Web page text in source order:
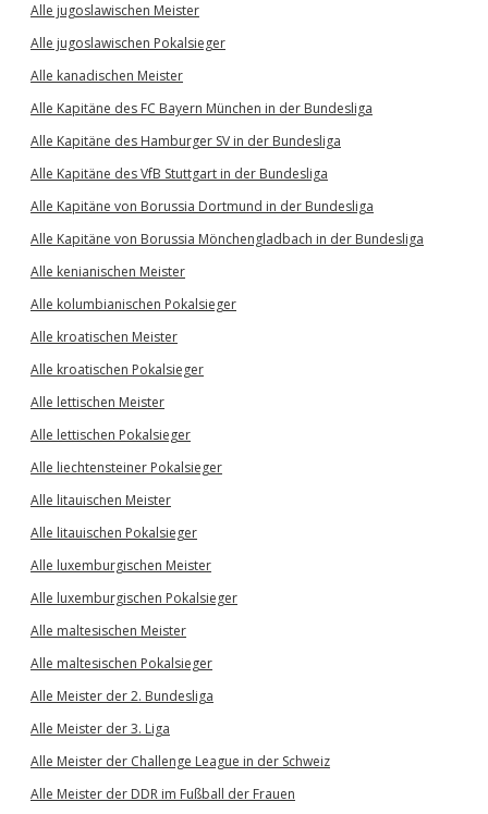
Alle jugoslawischen Meister
Alle jugoslawischen Pokalsieger
Alle kanadischen Meister
Alle Kapitäne des FC Bayern München in der Bundesliga
Alle Kapitäne des Hamburger SV in der Bundesliga
Alle Kapitäne des VfB Stuttgart in der Bundesliga
Alle Kapitäne von Borussia Dortmund in der Bundesliga
Alle Kapitäne von Borussia Mönchengladbach in der Bundesliga
Alle kenianischen Meister
Alle kolumbianischen Pokalsieger
Alle kroatischen Meister
Alle kroatischen Pokalsieger
Alle lettischen Meister
Alle lettischen Pokalsieger
Alle liechtensteiner Pokalsieger
Alle litauischen Meister
Alle litauischen Pokalsieger
Alle luxemburgischen Meister
Alle luxemburgischen Pokalsieger
Alle maltesischen Meister
Alle maltesischen Pokalsieger
Alle Meister der 2. Bundesliga
Alle Meister der 3. Liga
Alle Meister der Challenge League in der Schweiz
Alle Meister der DDR im Fußball der Frauen